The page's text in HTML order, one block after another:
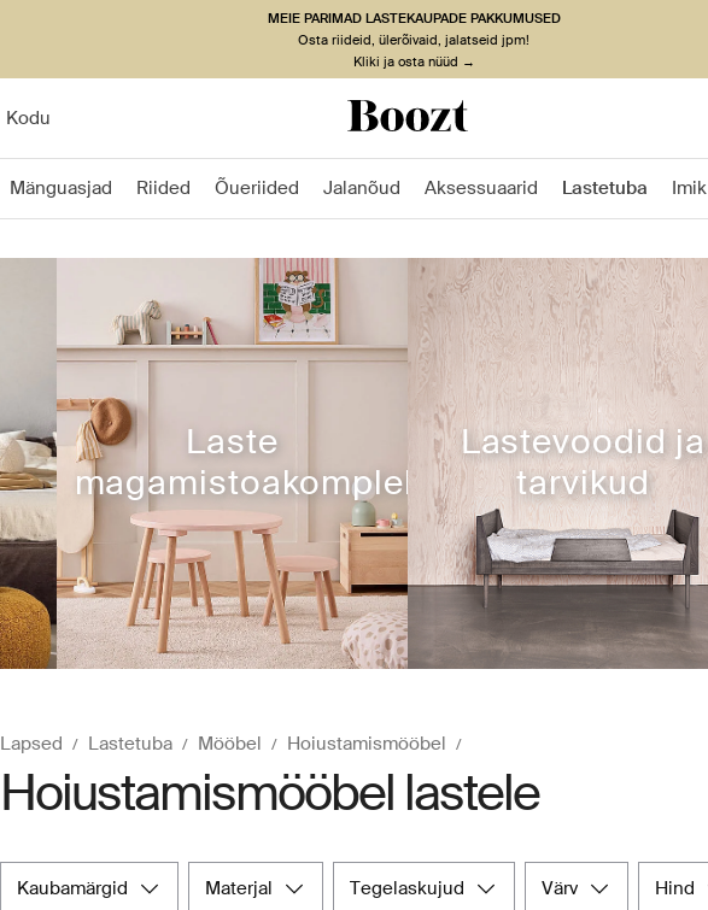
MEIE PARIMAD LASTEKAUPADE PAKKUMUSED
Osta riideid, ülerõivaid, jalatseid jpm!
Kliki ja osta nüüd →
Kodu
Mänguasjad Riided Õueriided Jalanõud Aksessuaarid Lastetuba Imik
Laste
magamistoakomplektid
Lastevoodid ja
tarvikud
Lapsed Lastetuba Mööbel Hoiustamismööbel
Hoiustamismööbel lastele
kaubamärgid materjal tegelaskujud värv hind